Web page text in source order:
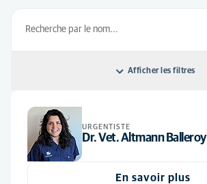
Afficher les filtres
Classer par: Default
Default
Ordre alphabétique
Toutes les disciplines
Anesthésie
URGENTISTE
Dr. Vet. Altmann Balleroy
En savoir plus